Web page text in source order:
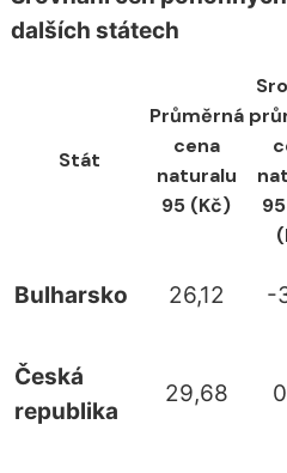
dalších státech
Stát
Průměrná
cena
naturalu
95 (Kč)
Bulharsko 26,12 -
Česká
republika
29,68